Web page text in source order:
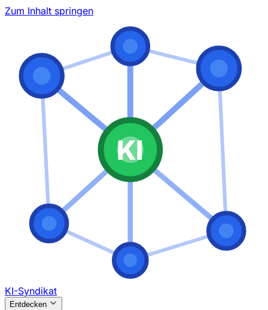
Zum Inhalt springen
KI
KI-Syndikat
Entdecken